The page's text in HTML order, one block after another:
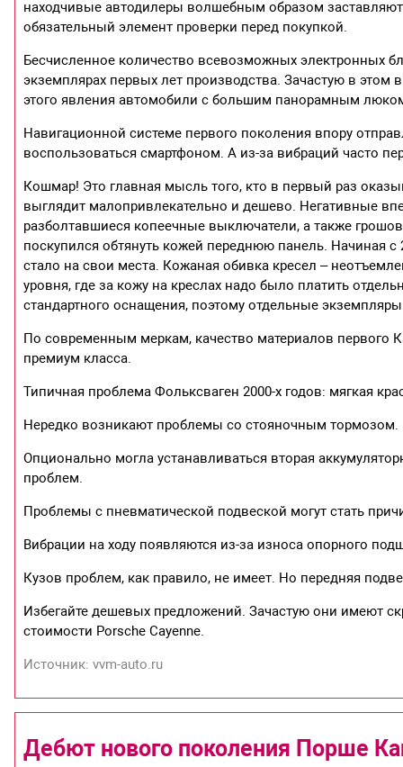
находчивые автодилеры волшебным образом
обязательный элемент проверки перед покупкой.
Бесчисленное количество всевозможных электронных
экземплярах первых лет производства. Зачастую в этом
этого явления автомобили с большим панорамным
Навигационной системе первого поколения впору
воспользоваться смартфоном. А из-за вибраций часто
Кошмар! Это главная мысль того, кто в первый раз
выглядит малопривлекательно и дешево. Негативные
разболтавшиеся копеечные выключатели, а также
поскупился обтянуть кожей переднюю панель. Начиная
стало на свои места. Кожаная обивка кресел –
уровня, где за кожу на креслах надо было платить
стандартного оснащения, поэтому отдельные
По современным меркам, качество материалов
премиум класса.
Типичная проблема Фольксваген 2000-х годов: мягкая
Нередко возникают проблемы со стояночным тормозом.
Опционально могла устанавливаться вторая
проблем.
Проблемы с пневматической подвеской могут стать
Вибрации на ходу появляются из-за износа опорного
Кузов проблем, как правило, не имеет. Но передняя
Избегайте дешевых предложений. Зачастую они имеют
стоимости Porsche Cayenne.
Источник: vvm-auto.ru
Дебют нового поколения Порше